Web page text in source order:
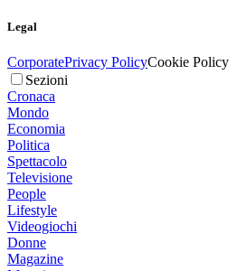
Legal
CorporatePrivacy PolicyCookie Policy
Sezioni
Cronaca
Mondo
Economia
Politica
Spettacolo
Televisione
People
Lifestyle
Videogiochi
Donne
Magazine